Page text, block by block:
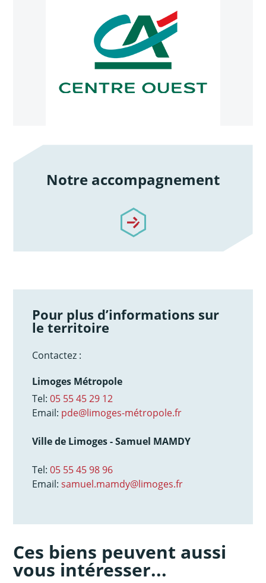
Notre accompagnement
/notre-accompagnement
Pour plus d’informations sur
le territoire
Contactez :
Limoges Métropole
Tel:05 55 45 29 12
Email: pde@limoges-métropole.fr
Ville de Limoges - Samuel MAMDY
Tel:05 55 45 98 96
Email:samuel.mamdy@limoges.fr
Ces biens peuvent aussi
vous intéresser...